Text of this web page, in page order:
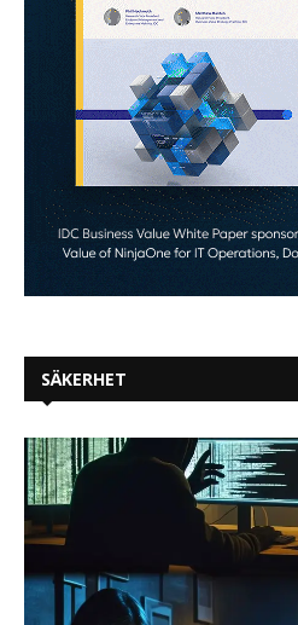
SÄKERHET